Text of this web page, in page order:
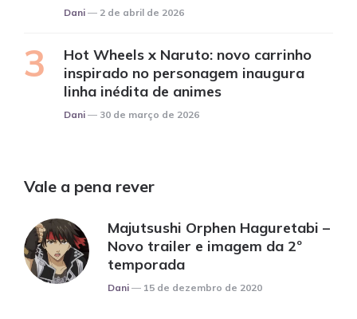
Posted
Dani 2 de abril de 2026
Hot Wheels x Naruto: novo carrinho
inspirado no personagem inaugura
linha inédita de animes
Posted
Dani 30 de março de 2026
Vale a pena rever
Majutsushi Orphen Haguretabi –
Novo trailer e imagem da 2º
temporada
Posted
Dani 15 de dezembro de 2020